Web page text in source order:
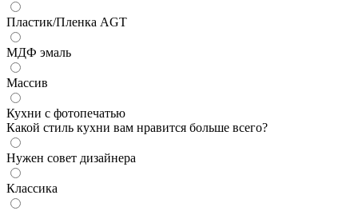
Пластик/Пленка AGT
МДФ эмаль
Массив
Кухни с фотопечатью
Какой стиль кухни вам нравится больше всего?
Нужен совет дизайнера
Классика